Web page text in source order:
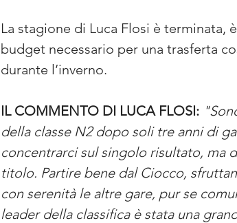
La stagione di Luca Flosi è terminata,
budget necessario per una trasferta
durante l’inverno.
IL COMMENTO DI LUCA FLOSI:
della classe N2 dopo soli tre anni di
concentrarci sul singolo risultato, ma
titolo. Partire bene dal Ciocco,
con serenità le altre gare, pur se
leader della classifica è stata una